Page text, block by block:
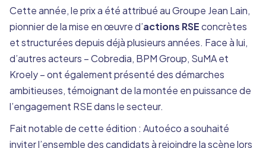
Cette année, le prix a été attribué au Groupe Jean Lain,
pionnier de la mise en œuvre d’actions RSEconcrètes
et structurées depuis déjà plusieurs années. Face à lui,
d’autres acteurs – Cobredia, BPM Group, SuMA et
Kroely – ont également présenté des démarches
ambitieuses, témoignant de la montée en puissance de
l’engagement RSE dans le secteur.
Fait notable de cette édition : Autoéco a souhaité
inviter l’ensemble des candidats à rejoindre la scène lors